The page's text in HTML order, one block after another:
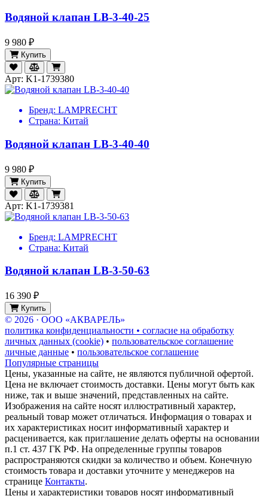
Водяной клапан LB-3-40-25
9 980 ₽
Купить
Арт: K1-1739380
Бренд: LAMPRECHT
Страна: Китай
Водяной клапан LB-3-40-40
9 980 ₽
Купить
Арт: K1-1739381
Бренд: LAMPRECHT
Страна: Китай
Водяной клапан LB-3-50-63
16 390 ₽
Купить
© 2026 · ООО «АКВАРЕЛЬ»
политика конфиденциальности • согласие на обработку
личных данных (cookie) • пользовательское соглашение
личные данные • пользовательское соглашение
Популярные страницы
Цены, указанные на сайте, не являются публичной офертой.
Цена не включает стоимость доставки. Цены могут быть как
ниже, так и выше значений, представленных на сайте.
Изображения на сайте носят иллюстративный характер,
реальный товар может отличаться. Информация о товарах и
их характеристиках носит информативный характер и
расценивается, как приглашение делать оферты на основании
п.1 ст. 437 ГК РФ. На определенные группы товаров
распространяются скидки за количество и объем. Конечную
стоимость товара и доставки уточните у менеджеров на
странице Контакты.
Цены и характеристики товаров носят информативный